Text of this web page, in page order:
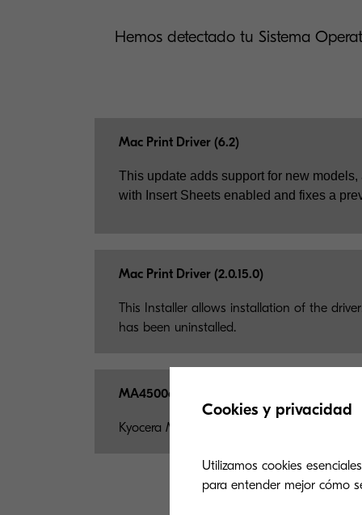
Hemos detectado tu Sistema
Mac Print Driver (6.2)
This update adds support for new
with Insert Sheets enabled and fixes a
Mac Print Driver (2.0.15.0)
This Installer allows installation of the
has been uninstalled.
MA4500ci/MA4000cifx/PA4500ci Series
Kyocera Mac Print Driver
Cookies y privacidad
Utilizamos cookies
para entender mejor cómo